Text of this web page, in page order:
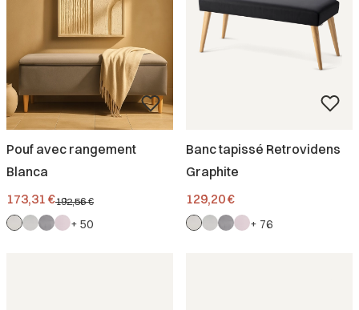
Pouf avec rangement
Blanca
Prix promotionnel
173,31 €192,56 €
+ 50
Banc tapissé Retrovidens
Graphite
Prix
129,20 €
+ 76